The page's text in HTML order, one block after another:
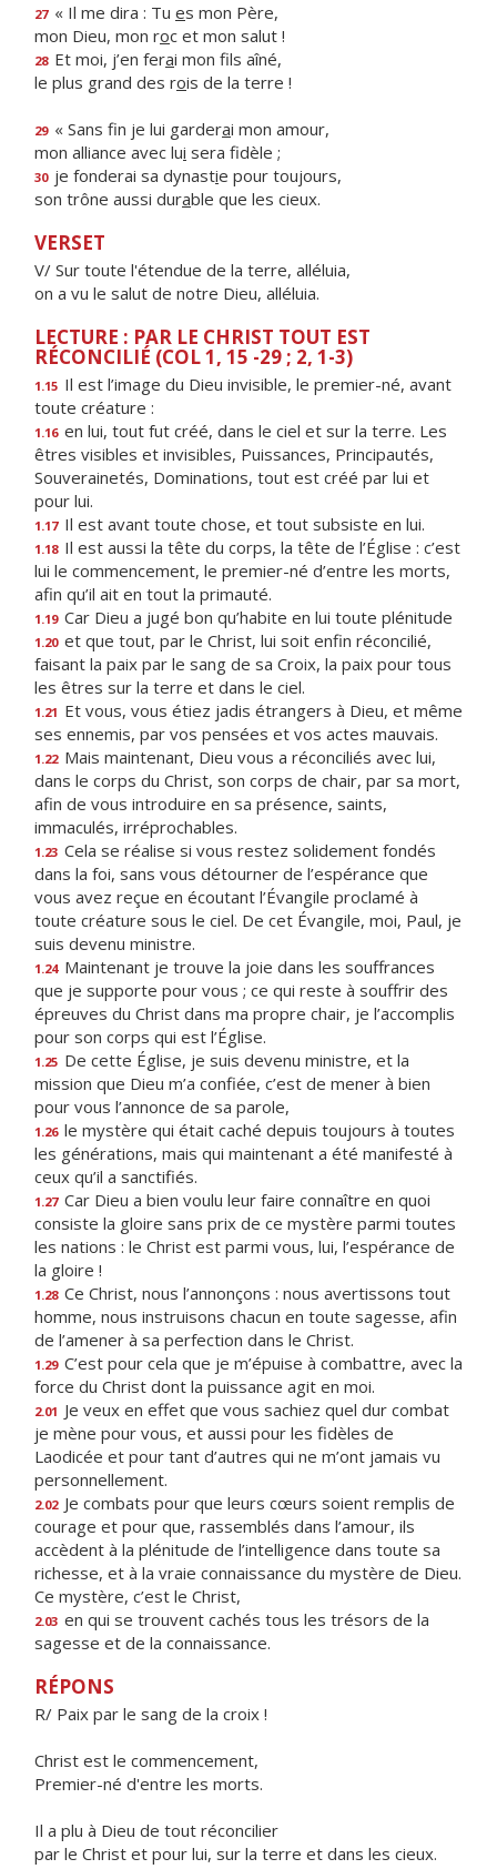
27 « Il me dira : Tu es mon Père,
mon Dieu, mon roc et mon salut !
28 Et moi, j’en ferai mon fils aîné,
le plus grand des rois de la terre !
29 « Sans fin je lui garderai mon amour,
mon alliance avec lui sera fidèle ;
30 je fonderai sa dynastie pour toujours,
son trône aussi durable que les cieux.
VERSET
V/ Sur toute l'étendue de la terre, alléluia,
on a vu le salut de notre Dieu, alléluia.
LECTURE : PAR LE CHRIST TOUT EST
RÉCONCILIÉ (COL 1, 15 -29 ; 2, 1-3)
1.15 Il est l’image du Dieu invisible, le premier-né, avant
toute créature :
1.16 en lui, tout fut créé, dans le ciel et sur la terre. Les
êtres visibles et invisibles, Puissances, Principautés,
Souverainetés, Dominations, tout est créé par lui et
pour lui.
1.17 Il est avant toute chose, et tout subsiste en lui.
1.18 Il est aussi la tête du corps, la tête de l’Église : c’est
lui le commencement, le premier-né d’entre les morts,
afin qu’il ait en tout la primauté.
1.19 Car Dieu a jugé bon qu’habite en lui toute plénitude
1.20 et que tout, par le Christ, lui soit enfin réconcilié,
faisant la paix par le sang de sa Croix, la paix pour tous
les êtres sur la terre et dans le ciel.
1.21 Et vous, vous étiez jadis étrangers à Dieu, et même
ses ennemis, par vos pensées et vos actes mauvais.
1.22 Mais maintenant, Dieu vous a réconciliés avec lui,
dans le corps du Christ, son corps de chair, par sa mort,
afin de vous introduire en sa présence, saints,
immaculés, irréprochables.
1.23 Cela se réalise si vous restez solidement fondés
dans la foi, sans vous détourner de l’espérance que
vous avez reçue en écoutant l’Évangile proclamé à
toute créature sous le ciel. De cet Évangile, moi, Paul, je
suis devenu ministre.
1.24 Maintenant je trouve la joie dans les souffrances
que je supporte pour vous ; ce qui reste à souffrir des
épreuves du Christ dans ma propre chair, je l’accomplis
pour son corps qui est l’Église.
1.25 De cette Église, je suis devenu ministre, et la
mission que Dieu m’a confiée, c’est de mener à bien
pour vous l’annonce de sa parole,
1.26 le mystère qui était caché depuis toujours à toutes
les générations, mais qui maintenant a été manifesté à
ceux qu’il a sanctifiés.
1.27 Car Dieu a bien voulu leur faire connaître en quoi
consiste la gloire sans prix de ce mystère parmi toutes
les nations : le Christ est parmi vous, lui, l’espérance de
la gloire !
1.28 Ce Christ, nous l’annonçons : nous avertissons tout
homme, nous instruisons chacun en toute sagesse, afin
de l’amener à sa perfection dans le Christ.
1.29 C’est pour cela que je m’épuise à combattre, avec la
force du Christ dont la puissance agit en moi.
2.01 Je veux en effet que vous sachiez quel dur combat
je mène pour vous, et aussi pour les fidèles de
Laodicée et pour tant d’autres qui ne m’ont jamais vu
personnellement.
2.02 Je combats pour que leurs cœurs soient remplis de
courage et pour que, rassemblés dans l’amour, ils
accèdent à la plénitude de l’intelligence dans toute sa
richesse, et à la vraie connaissance du mystère de Dieu.
Ce mystère, c’est le Christ,
2.03 en qui se trouvent cachés tous les trésors de la
sagesse et de la connaissance.
RÉPONS
R/ Paix par le sang de la croix !
Christ est le commencement,
Premier-né d'entre les morts.
Il a plu à Dieu de tout réconcilier
par le Christ et pour lui, sur la terre et dans les cieux.